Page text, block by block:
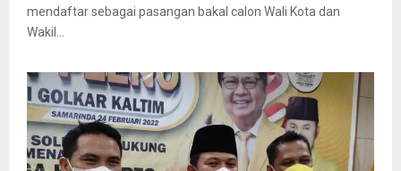
mendaftar sebagai pasangan bakal calon Wali Kota dan
Wakil...